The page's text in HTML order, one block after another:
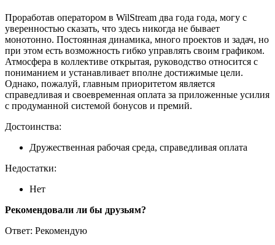
Проработав оператором в WilStream два года года, могу с
уверенностью сказать, что здесь никогда не бывает
монотонно. Постоянная динамика, много проектов и задач, но
при этом есть возможность гибко управлять своим графиком.
Атмосфера в коллективе открытая, руководство относится с
пониманием и устанавливает вполне достижимые цели.
Однако, пожалуй, главным приоритетом является
справедливая и своевременная оплата за приложенные усилия
с продуманной системой бонусов и премий.
Достоинства:
Дружественная рабочая среда, справедливая оплата
Недостатки:
Нет
Рекомендовали ли бы друзьям?
Ответ: Рекомендую